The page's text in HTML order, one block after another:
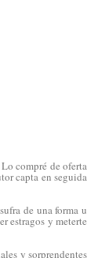
compré de oferta
capta en seguida
de una forma u
estragos y meterte
y sorprendentes